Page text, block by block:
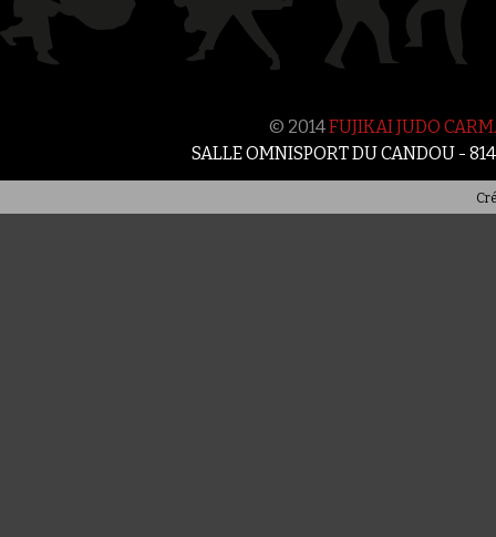
© 2014FUJIKAI JUDO
SALLE OMNISPORT DU CANDOU -